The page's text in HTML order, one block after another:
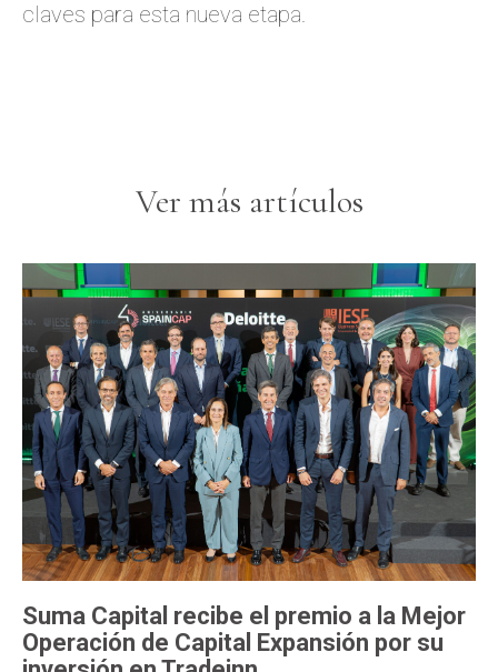
claves para esta nueva etapa.
Ver más artículos
Suma Capital recibe el premio a la Mejor
Operación de Capital Expansión por su